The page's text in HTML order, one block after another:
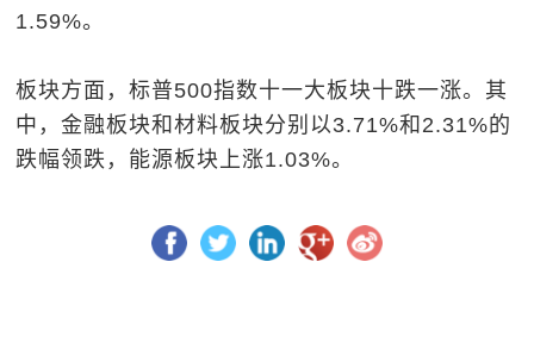
1.59%。
板块方面，标普500指数十一大板块十跌一涨。其
中，金融板块和材料板块分别以3.71%和2.31%的
跌幅领跌，能源板块上涨1.03%。